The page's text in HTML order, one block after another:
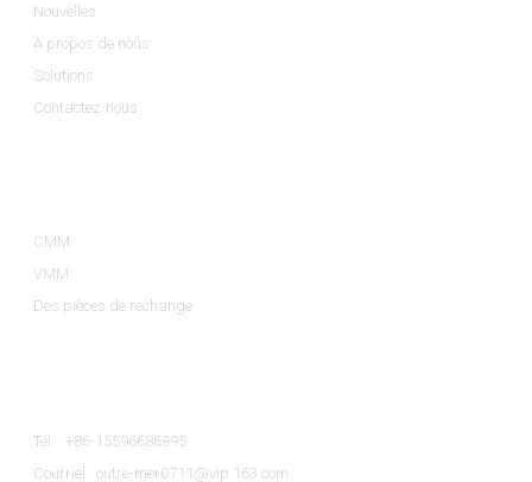
Nouvelles
À propos de nous
Solutions
Contactez-nous
CMM
VMM
Des pièces de rechange
Tél. : +86-15596686895
Courriel : outre-mer0711@vip.163.com